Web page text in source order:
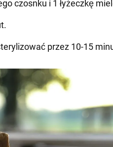
czosnku i 1 łyżeczkę
przez 10-15